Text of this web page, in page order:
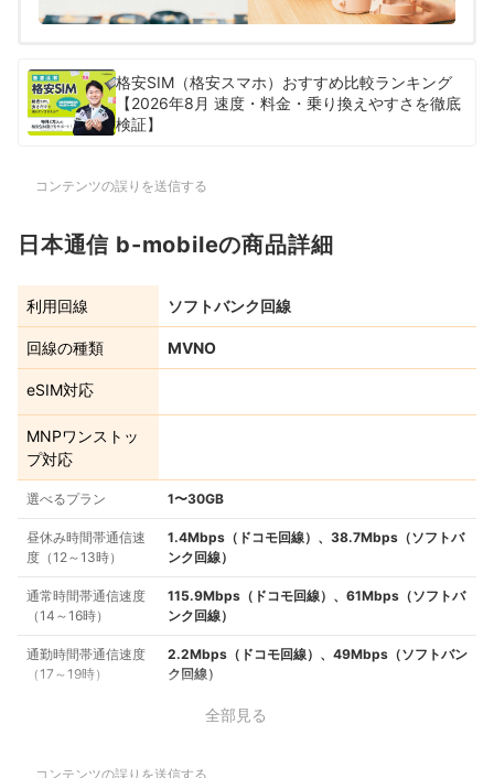
格安SIM（格安スマホ）おすすめ比較ランキング
【2026年8月 速度・料金・乗り換えやすさを徹底
検証】
コンテンツの誤りを送信する
日本通信 b-mobileの商品詳細
利用回線 ソフトバンク回線
回線の種類 MVNO
eSIM対応
MNPワンストッ
プ対応
選べるプラン 1〜30GB
昼休み時間帯通信速
度（12～13時）
1.4Mbps（ドコモ回線）、38.7Mbps（ソフトバ
ンク回線）
通常時間帯通信速度
（14～16時）
115.9Mbps（ドコモ回線）、61Mbps（ソフトバ
ンク回線）
通勤時間帯通信速度
（17～19時）
2.2Mbps（ドコモ回線）、49Mbps（ソフトバン
ク回線）
全部見る
コンテンツの誤りを送信する